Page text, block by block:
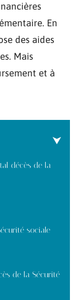
En
des aides
Mais
et à
décès de la
sociale
de la Sécurité